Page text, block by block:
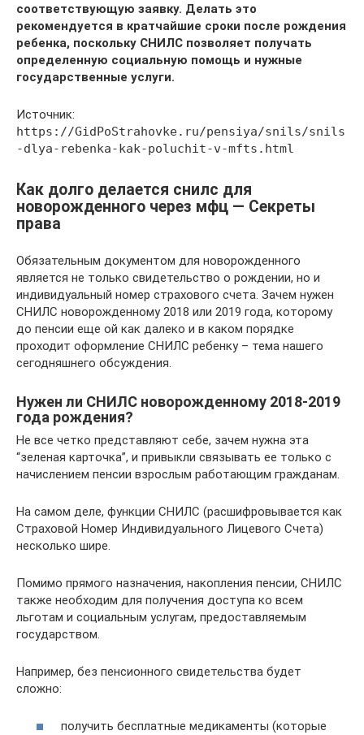
соответствующую заявку. Делать это
рекомендуется в кратчайшие сроки после рождения
ребенка, поскольку СНИЛС позволяет получать
определенную социальную помощь и нужные
государственные услуги.
Источник:
https://GidPoStrahovke.ru/pensiya/snils/snils
-dlya-rebenka-kak-poluchit-v-mfts.html
Как долго делается снилс для
новорожденного через мфц — Секреты
права
Обязательным документом для новорожденного
является не только свидетельство о рождении, но и
индивидуальный номер страхового счета. Зачем нужен
СНИЛС новорожденному 2018 или 2019 года, которому
до пенсии еще ой как далеко и в каком порядке
проходит оформление СНИЛС ребенку – тема нашего
сегодняшнего обсуждения.
Нужен ли СНИЛС новорожденному 2018-2019
года рождения?
Не все четко представляют себе, зачем нужна эта
“зеленая карточка”, и привыкли связывать ее только с
начислением пенсии взрослым работающим гражданам.
На самом деле, функции СНИЛС (расшифровывается как
Страховой Номер Индивидуального Лицевого Счета)
несколько шире.
Помимо прямого назначения, накопления пенсии, СНИЛС
также необходим для получения доступа ко всем
льготам и социальным услугам, предоставляемым
государством.
Например, без пенсионного свидетельства будет
сложно:
получить бесплатные медикаменты (которые